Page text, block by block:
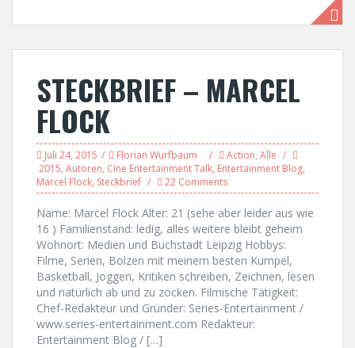
STECKBRIEF – MARCEL
FLOCK
Juli 24, 2015 Florian Wurfbaum Action, Alle
2015, Autoren, Cine Entertainment Talk, Entertainment Blog,
Marcel Flock, Steckbrief 22 Comments
Name: Marcel Flock Alter: 21 (sehe aber leider aus wie
16 ) Familienstand: ledig, alles weitere bleibt geheim
Wohnort: Medien und Buchstadt Leipzig Hobbys:
Filme, Serien, Bolzen mit meinem besten Kumpel,
Basketball, Joggen, Kritiken schreiben, Zeichnen, lesen
und natürlich ab und zu zocken. Filmische Tätigkeit:
Chef-Redakteur und Gründer: Series-Entertainment /
www.series-entertainment.com Redakteur:
Entertainment Blog / […]